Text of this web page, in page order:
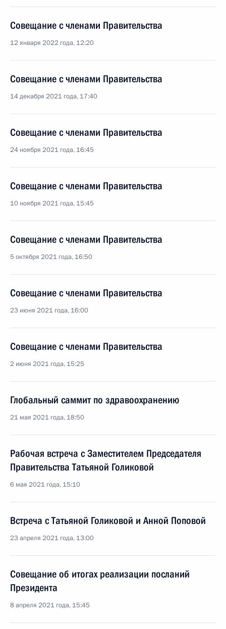
Совещание с членами Правительства
12 января 2022 года, 12:20
Совещание с членами Правительства
14 декабря 2021 года, 17:40
Совещание с членами Правительства
24 ноября 2021 года, 16:45
Совещание с членами Правительства
10 ноября 2021 года, 15:45
Совещание с членами Правительства
5 октября 2021 года, 16:50
Совещание с членами Правительства
23 июня 2021 года, 16:00
Совещание с членами Правительства
2 июня 2021 года, 15:25
Глобальный саммит по здравоохранению
21 мая 2021 года, 18:50
Рабочая встреча с Заместителем Председателя
Правительства Татьяной Голиковой
6 мая 2021 года, 15:10
Встреча с Татьяной Голиковой и Анной Поповой
23 апреля 2021 года, 13:00
Совещание об итогах реализации посланий
Президента
8 апреля 2021 года, 15:45